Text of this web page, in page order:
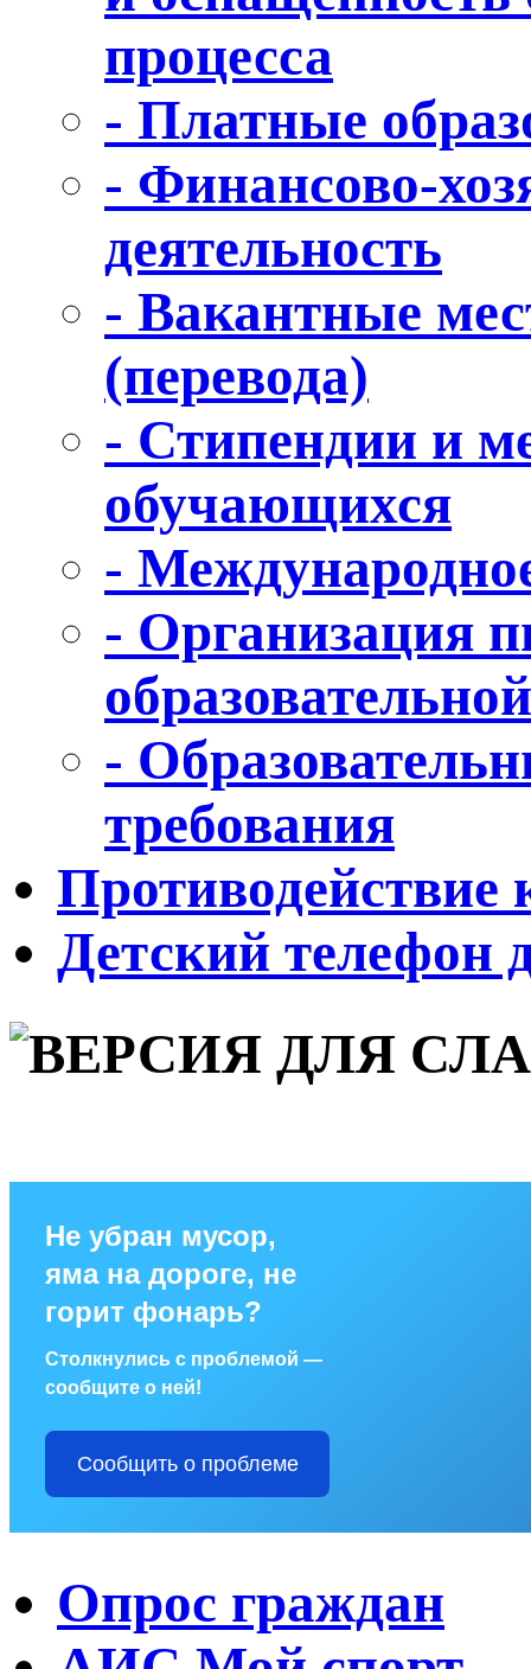
процесса
- Платные
- Финансово-
деятельность
- Вакантные
(перевода)
- Стипендии и
обучающихся
-
- Организация
-
требования
Противодействие
Детский телефон
Не убран мусор,
яма на дороге, не
горит фонарь?
Столкнулись с проблемой —
сообщите о ней!
Сообщить о проблеме
Опрос граждан